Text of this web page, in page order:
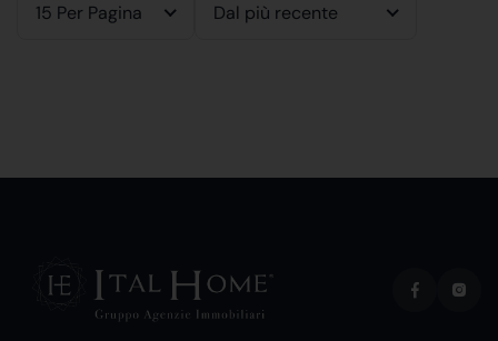
15 Per Pagina Dal più recente